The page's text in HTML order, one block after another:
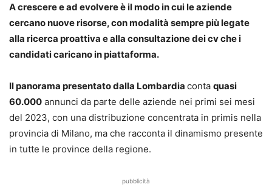
A crescere e ad evolvere è il modo in cui le aziende
cercano nuove risorse, con modalità sempre più legate
alla ricerca proattiva e alla consultazione dei cv che i
candidati caricano in piattaforma.
Il panorama presentato dalla Lombardia conta quasi
60.000 annunci da parte delle aziende nei primi sei mesi
del 2023, con una distribuzione concentrata in primis nella
provincia di Milano, ma che racconta il dinamismo presente
in tutte le province della regione.
pubblicità